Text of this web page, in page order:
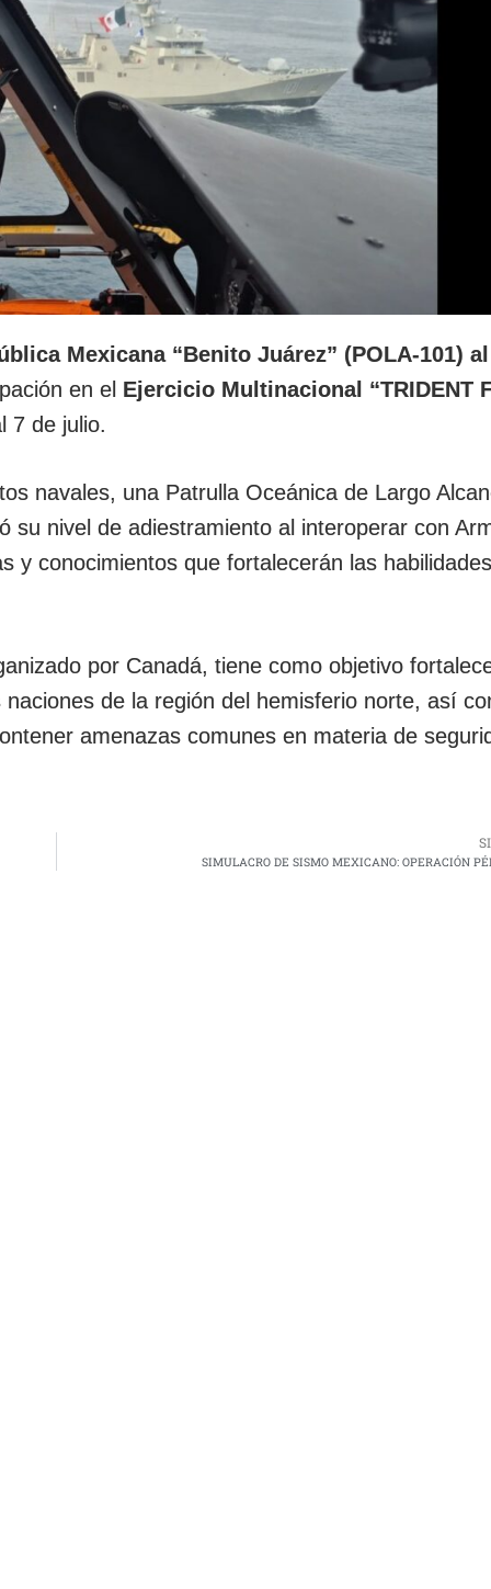
Mexicana “Benito Juárez” (POLA-101)
en el Ejercicio Multinacional “TRIDENT
7 de julio.
navales, una Patrulla Oceánica de Largo
su nivel de adiestramiento al interoperar con
y conocimientos que fortalecerán las habilidades
por Canadá, tiene como objetivo
de la región del hemisferio norte, así
amenazas comunes en materia de
SIMULACRO DE SISMO MEXICANO: OPERACIÓN